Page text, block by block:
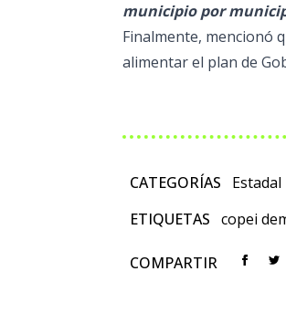
municipio por
Finalmente, mencionó
alimentar el plan de
CATEGORÍAS Estadal
ETIQUETAS copei
COMPARTIR